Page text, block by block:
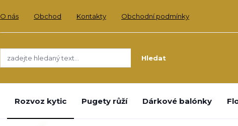
O nás Obchod Kontakty Obchodní podmínky
Hledat
Rozvoz kytic Pugety růží Dárkové balónky